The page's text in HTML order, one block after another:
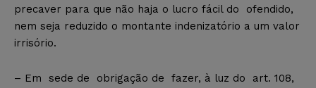
precaver para que não haja o lucro fácil do ofendido,
nem seja reduzido o montante indenizatório a um valor
irrisório.
– Em sede de obrigação de fazer, à luz do art. 108,